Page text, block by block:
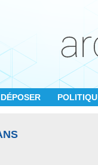
DÉPOSER